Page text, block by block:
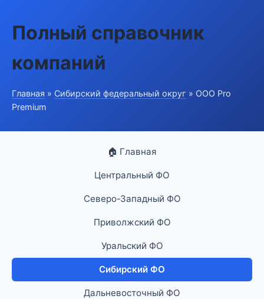
Полный справочник
компаний
Главная » Сибирский федеральный округ » ООО Pro
Premium
🏠 Главная
Центральный ФО
Северо-Западный ФО
Приволжский ФО
Уральский ФО
Сибирский ФО
Дальневосточный ФО